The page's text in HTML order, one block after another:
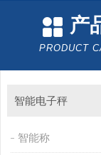
产
PRODUCT
智能电子秤
智能称